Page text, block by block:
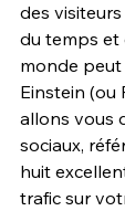
des
du temps et
monde peut
Einstein (ou
allons vous
sociaux,
huit
trafic sur